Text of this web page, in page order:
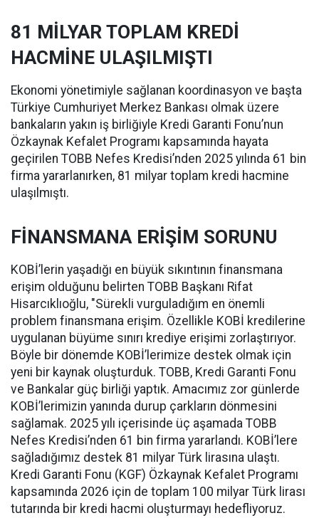
81 MİLYAR TOPLAM KREDİ
HACMİNE ULAŞILMIŞTI
Ekonomi yönetimiyle sağlanan koordinasyon ve başta
Türkiye Cumhuriyet Merkez Bankası olmak üzere
bankaların yakın iş birliğiyle Kredi Garanti Fonu’nun
Özkaynak Kefalet Programı kapsamında hayata
geçirilen TOBB Nefes Kredisi’nden 2025 yılında 61 bin
firma yararlanırken, 81 milyar toplam kredi hacmine
ulaşılmıştı.
FİNANSMANA ERİŞİM SORUNU
KOBİ’lerin yaşadığı en büyük sıkıntının finansmana
erişim olduğunu belirten TOBB Başkanı Rifat
Hisarcıklıoğlu, "Sürekli vurguladığım en önemli
problem finansmana erişim. Özellikle KOBİ kredilerine
uygulanan büyüme sınırı krediye erişimi zorlaştırıyor.
Böyle bir dönemde KOBİ’lerimize destek olmak için
yeni bir kaynak oluşturduk. TOBB, Kredi Garanti Fonu
ve Bankalar güç birliği yaptık. Amacımız zor günlerde
KOBİ’lerimizin yanında durup çarkların dönmesini
sağlamak. 2025 yılı içerisinde üç aşamada TOBB
Nefes Kredisi’nden 61 bin firma yararlandı. KOBİ’lere
sağladığımız destek 81 milyar Türk lirasına ulaştı.
Kredi Garanti Fonu (KGF) Özkaynak Kefalet Programı
kapsamında 2026 için de toplam 100 milyar Türk lirası
tutarında bir kredi hacmi oluşturmayı hedefliyoruz.